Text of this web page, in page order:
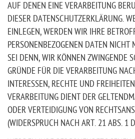
AUF DENEN EINE VERARBEITUNG
DIESER DATENSCHUTZERKLÄRUNG.
EINLEGEN, WERDEN WIR IHRE
PERSONENBEZOGENEN DATEN NICHT
SEI DENN, WIR KÖNNEN ZWINGENDE
GRÜNDE FÜR DIE VERARBEITUNG
INTERESSEN, RECHTE UND
VERARBEITUNG DIENT DER
ODER VERTEIDIGUNG VON
(WIDERSPRUCH NACH ART. 21 ABS. 1